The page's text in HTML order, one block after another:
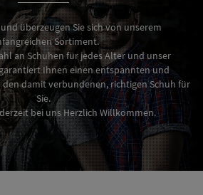
überzeugen Sie sich von unserem
Sortiment.
an Schuhen für jedes Alter und unser
Ihnen einen entspannten und
damit verbundenen, richtigen Schuh für
Sie.
bei uns Herzlich Willkommen.